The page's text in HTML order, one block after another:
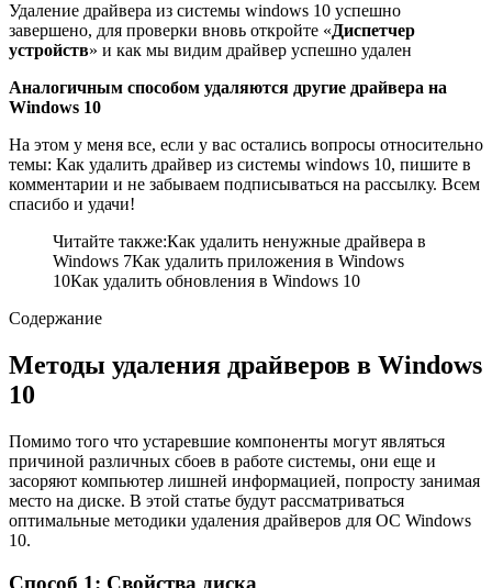
Удаление драйвера из системы windows 10 успешно
завершено, для проверки вновь откройте «Диспетчер
устройств» и как мы видим драйвер успешно удален
Аналогичным способом удаляются другие драйвера на
Windows 10
На этом у меня все, если у вас остались вопросы относительно
темы: Как удалить драйвер из системы windows 10, пишите в
комментарии и не забываем подписываться на рассылку. Всем
спасибо и удачи!
Читайте также:Как удалить ненужные драйвера в
Windows 7Как удалить приложения в Windows
10Как удалить обновления в Windows 10
Содержание
Методы удаления драйверов в Windows
10
Помимо того что устаревшие компоненты могут являться
причиной различных сбоев в работе системы, они еще и
засоряют компьютер лишней информацией, попросту занимая
место на диске. В этой статье будут рассматриваться
оптимальные методики удаления драйверов для ОС Windows
10.
Способ 1: Свойства диска